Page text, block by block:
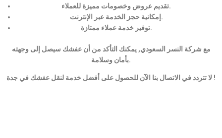
تقديم عروض وخصومات مميزة للعملاء.
إمكانية حجز الخدمة عبر الإنترنت.
توفير خدمة عملاء ممتازة.
مع شركة النسر السعودي, يمكنك التأكد من أن عفشك سيصل إلى وجهته
بأمان وسلامة.
لا تتردد في الاتصال بنا الآن للحصول على أفضل خدمة لنقل عفشك في جدة !